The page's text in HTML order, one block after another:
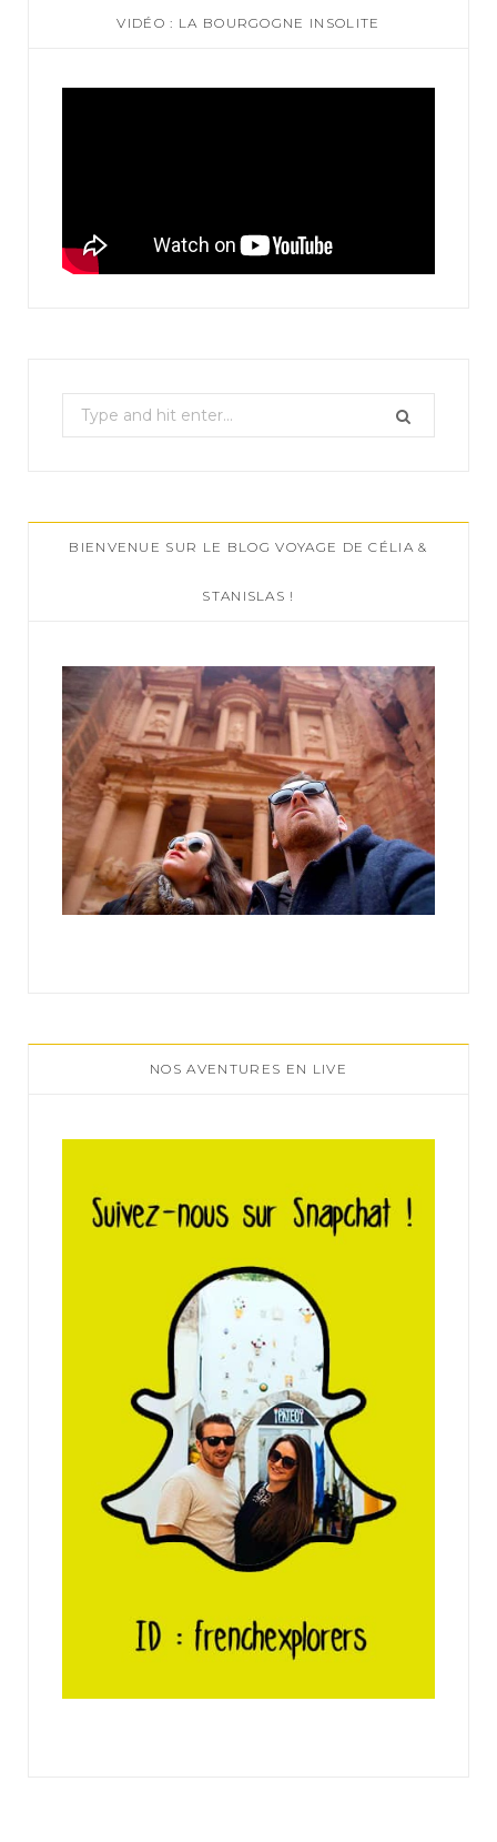
VIDÉO : LA BOURGOGNE INSOLITE
e
c
h
:
BIENVENUE SUR LE BLOG VOYAGE DE CÉLIA &
STANISLAS !
NOS AVENTURES EN LIVE